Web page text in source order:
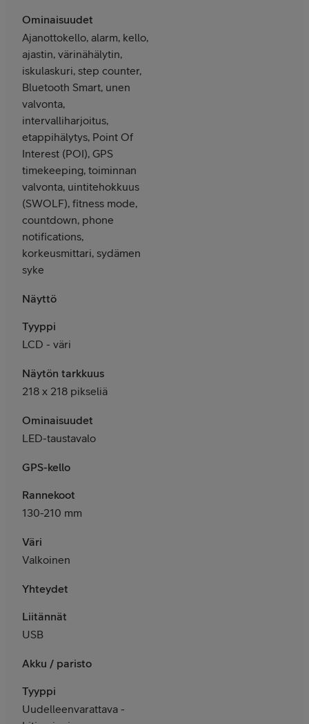
Ominaisuudet
Ajanottokello, alarm, kello,
ajastin, värinähälytin,
iskulaskuri, step counter,
Bluetooth Smart, unen
valvonta,
intervalliharjoitus,
etappihälytys, Point Of
Interest (POI), GPS
timekeeping, toiminnan
valvonta, uintitehokkuus
(SWOLF), fitness mode,
countdown, phone
notifications,
korkeusmittari, sydämen
syke
Näyttö
Tyyppi
LCD - väri
Näytön tarkkuus
218 x 218 pikseliä
Ominaisuudet
LED-taustavalo
GPS-kello
Rannekoot
130-210 mm
Väri
Valkoinen
Yhteydet
Liitännät
USB
Akku / paristo
Tyyppi
Uudelleenvarattava -